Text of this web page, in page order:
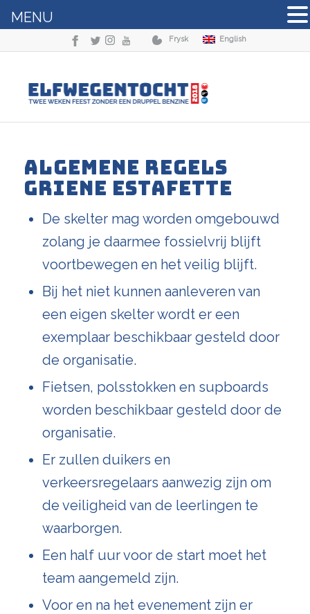
Frysk English
ALGEMENE REGELS
GRIENE ESTAFETTE
De skelter mag worden omgebouwd
zolang je daarmee fossielvrij blijft
voortbewegen en het veilig blijft.
Bij het niet kunnen aanleveren van
een eigen skelter wordt er een
exemplaar beschikbaar gesteld door
de organisatie.
Fietsen, polsstokken en supboards
worden beschikbaar gesteld door de
organisatie.
Er zullen duikers en
verkeersregelaars aanwezig zijn om
de veiligheid van de leerlingen te
waarborgen.
Een half uur voor de start moet het
team aangemeld zijn.
Voor en na het evenement zijn er
MENU